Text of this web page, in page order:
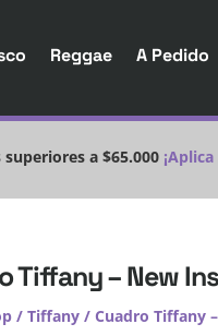
Reggae A Pedido
a $65.000
Tiffany – New
/ Tiffany/ Cuadro Tiffany